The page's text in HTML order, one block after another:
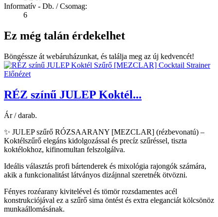
Informatív - Db. / Csomag:
6
Ez még talán érdekelhet
Böngéssze át webáruházunkat, és találja meg az új kedvencét!
Előnézet
RÉZ színű JULEP Koktél...
Ár / darab.
✨ JULEP szűrő RÓZSAARANY [MEZCLAR] (rézbevonatú) –
Koktélszűrő elegáns kidolgozással és precíz szűréssel, tiszta
koktélokhoz, kifinomultan felszolgálva.
Ideális választás profi bártenderek és mixológia rajongók számára,
akik a funkcionalitást látványos dizájnnal szeretnék ötvözni.
Fényes rozéarany kivitelével és tömör rozsdamentes acél
konstrukciójával ez a szűrő sima öntést és extra eleganciát kölcsönöz
munkaállomásának.